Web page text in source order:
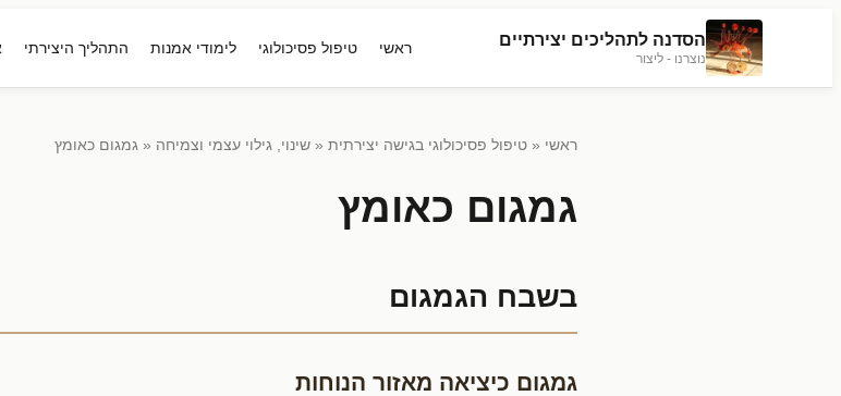
הסדנה לתהליכים יצירתיים
נוצרנו - ליצור
ראשי טיפול פסיכולוגי לימודי אמנות התהליך היצירתי
ראשי « טיפול פסיכולוגי בגישה יצירתית « שינוי, גילוי עצמי וצמיחה « גמגום כאומץ
גמגום כאומץ
בשבח הגמגום
גמגום כיציאה מאזור הנוחות